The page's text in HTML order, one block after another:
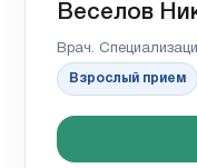
Веселов
Врач.
Взрослый прием